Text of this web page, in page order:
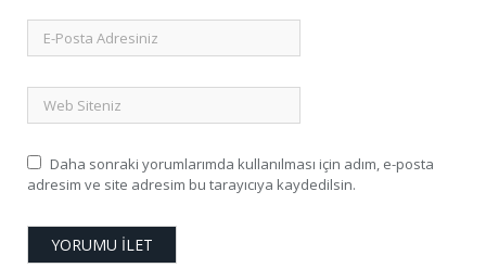
Daha sonraki yorumlarımda kullanılması için adım, e-posta
adresim ve site adresim bu tarayıcıya kaydedilsin.